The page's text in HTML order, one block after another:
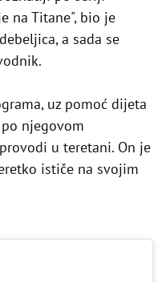
na Titane", bio je
a sada se
uz pomoć dijeta
njegovom
u teretani. On je
ističe na svojim